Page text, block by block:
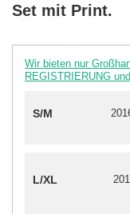
Set mit Print.
Wir bieten nur
REGISTRIERUNG
S/M
L/XL